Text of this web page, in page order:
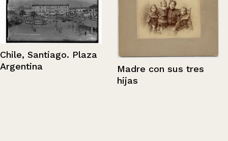
Chile, Santiago. Plaza
Argentina
Madre con sus tres
hijas